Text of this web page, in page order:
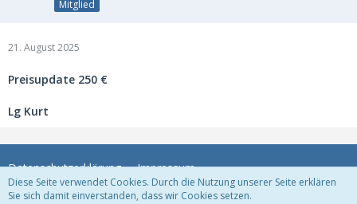
Mitglied
21. August 2025
Preisupdate 250 €
Lg Kurt
Datenschutzerklärung Impressum
Diese Seite verwendet Cookies. Durch die Nutzung unserer Seite erklären
Sie sich damit einverstanden, dass wir Cookies setzen.